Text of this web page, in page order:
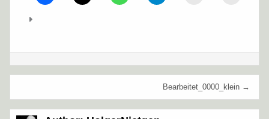
BeitragsnavigationBearbeitet_0000_klein →